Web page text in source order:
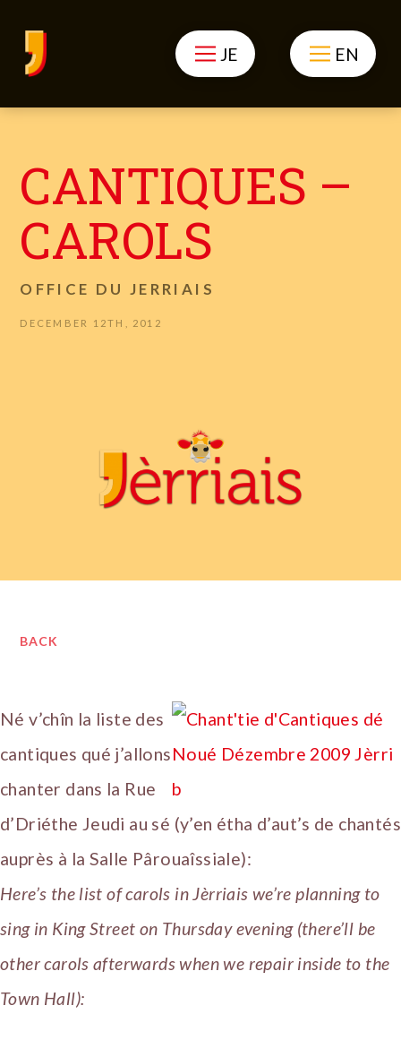
JE EN
CANTIQUES –
CAROLS
OFFICE DU JERRIAIS
DECEMBER 12TH, 2012
BACK
Né v’chîn la liste des
cantiques qué j’allons
chanter dans la Rue
d’Driéthe Jeudi au sé (y’en étha d’aut’s de chantés
auprès à la Salle Pârouaîssiale):
Here’s the list of carols in Jèrriais we’re planning to
sing in King Street on Thursday evening (there’ll be
other carols afterwards when we repair inside to the
Town Hall):